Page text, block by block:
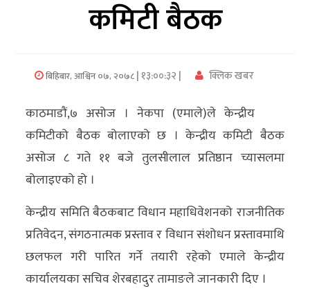
मनाेरञ्जन
विज्ञान
प्रविधि
अन्तरर्वार्ता
विचार/
ब्लग
खेलकुद
कमिटी बैठक
बिहिबार, आश्विन ०७, २०७८| १३:००:३२ | क्लिक खबर
काठमाडौं,७ असोज । नेकपा (एमाले)ले केन्द्रीय
कमिटीको बैठक बोलाएको छ । केन्द्रीय कमिटी बैठक
असोज ८ गते ११ बजे तुलसीलाल प्रतिष्ठान च्यासलमा
बोलाइएको हो ।
केन्द्रीय समिति बैठकबाट विधान महाधिवेशनको राजनीतिक
प्रतिवेदन, संगठनात्मक प्रस्ताव र विधान संशोधन प्रस्तावमाथि
छलफल गरी पारित गर्ने तयारी रहेको एमाले केन्द्रीय
कार्यालयका सचिव शेरबहादुर तामाङले जानकारी दिए ।